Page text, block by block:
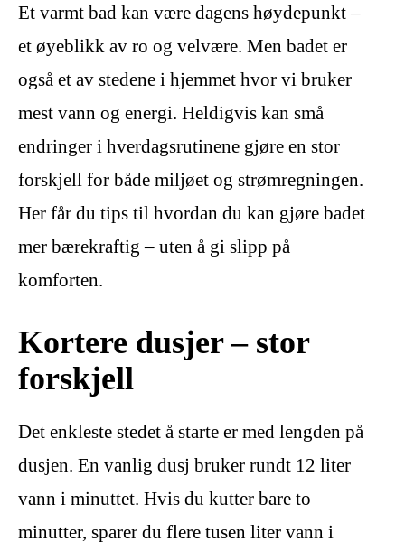
Et varmt bad kan være dagens høydepunkt –
et øyeblikk av ro og velvære. Men badet er
også et av stedene i hjemmet hvor vi bruker
mest vann og energi. Heldigvis kan små
endringer i hverdagsrutinene gjøre en stor
forskjell for både miljøet og strømregningen.
Her får du tips til hvordan du kan gjøre badet
mer bærekraftig – uten å gi slipp på
komforten.
Kortere dusjer – stor
forskjell
Det enkleste stedet å starte er med lengden på
dusjen. En vanlig dusj bruker rundt 12 liter
vann i minuttet. Hvis du kutter bare to
minutter, sparer du flere tusen liter vann i